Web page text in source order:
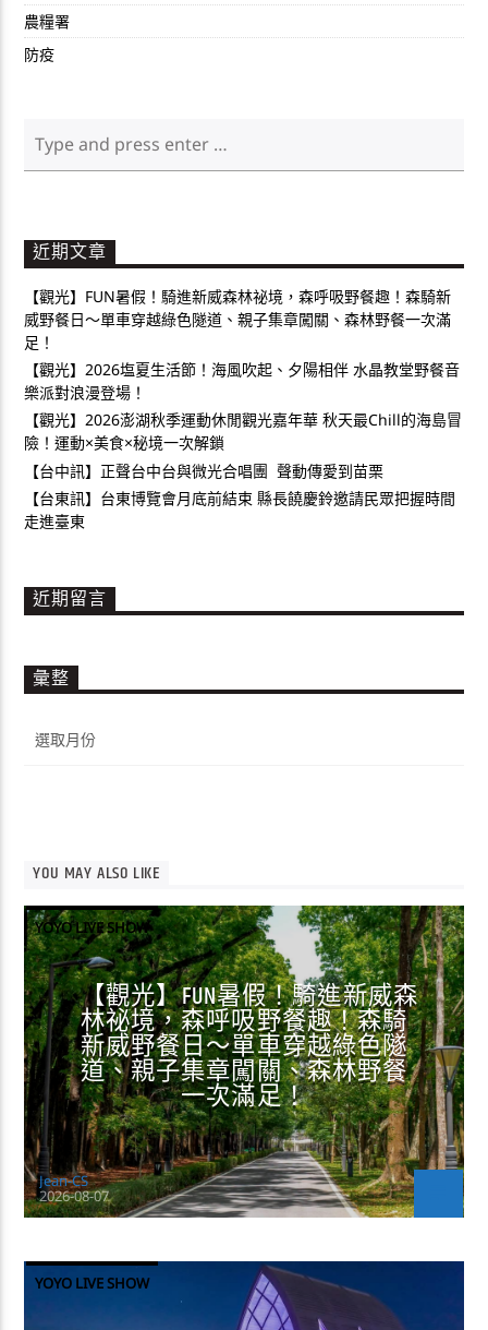
農糧署
防疫
近期文章
【觀光】FUN暑假！騎進新威森林祕境，森呼吸野餐趣！森騎新
威野餐日～單車穿越綠色隧道、親子集章闖關、森林野餐一次滿
足！
【觀光】2026塩夏生活節！海風吹起、夕陽相伴 水晶教堂野餐音
樂派對浪漫登場！
【觀光】2026澎湖秋季運動休閒觀光嘉年華 秋天最Chill的海島冒
險！運動×美食×秘境一次解鎖
【台中訊】正聲台中台與微光合唱團 聲動傳愛到苗栗
【台東訊】台東博覽會月底前結束 縣長饒慶鈴邀請民眾把握時間
走進臺東
近期留言
彙整
整
YOU MAY ALSO LIKE
YOYO LIVE SHOW
【觀光】FUN暑假！騎進新威森
林祕境，森呼吸野餐趣！森騎
新威野餐日～單車穿越綠色隧
道、親子集章闖關、森林野餐
一次滿足！
Jean-CS
2026-08-07
YOYO LIVE SHOW